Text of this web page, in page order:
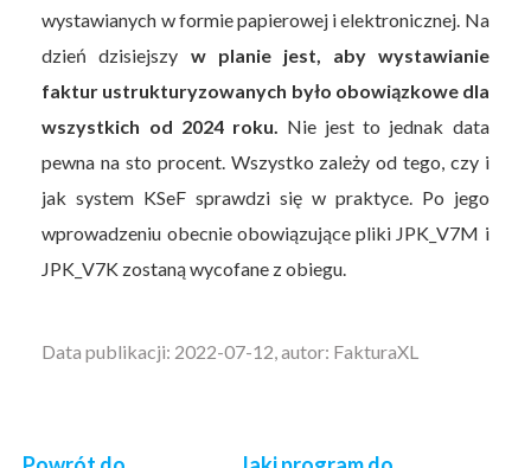
wystawianych w formie papierowej i elektronicznej. Na
dzień dzisiejszy w planie jest, aby wystawianie
faktur ustrukturyzowanych było obowiązkowe dla
wszystkich od 2024 roku.
Nie jest to jednak data
pewna na sto procent. Wszystko zależy od tego, czy i
jak system KSeF sprawdzi się w praktyce. Po jego
wprowadzeniu obecnie obowiązujące pliki JPK_V7M i
JPK_V7K zostaną wycofane z obiegu.
Data publikacji: 2022-07-12, autor: FakturaXL